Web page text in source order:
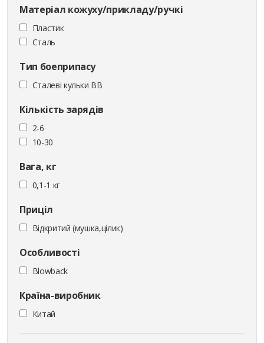
Матеріал кожуху/прикладу/ручкі
Пластик
Сталь
Тип боеприпасу
Сталеві кульки ВВ
Кількість зарядів
2-6
10-30
Вага, кг
0,1-1 кг
Приціл
Відкритий (мушка,цілик)
Особливості
Blowback
Країна-виробник
Китай